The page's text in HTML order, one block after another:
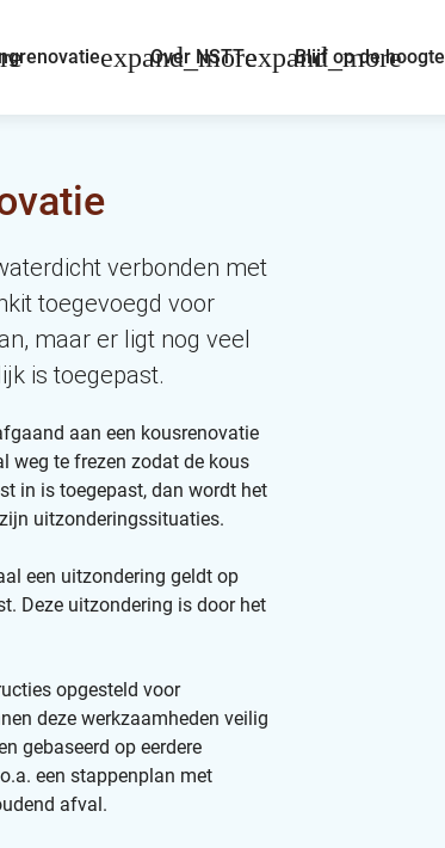
Over NSTT Blijf op de hoogte
verbonden met
toegevoegd voor
maar er ligt nog veel
is toegepast.
aan een kousrenovatie
weg te frezen zodat de kous
in is toegepast, dan wordt het
uitzonderingssituaties.
een uitzondering geldt op
Deze uitzondering is door het
opgesteld voor
deze werkzaamheden veilig
gebaseerd op eerdere
een stappenplan met
afval.